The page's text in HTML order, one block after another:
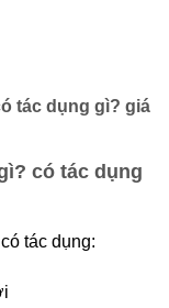
tác dụng gì? giá
có tác dụng
tác dụng: